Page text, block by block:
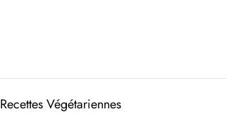
Recettes Végétariennes